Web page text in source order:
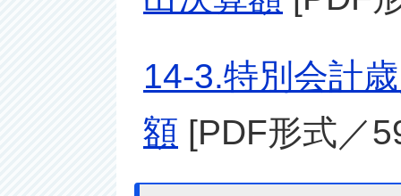
14-3.特別会計
額 [PDF形式／